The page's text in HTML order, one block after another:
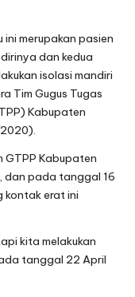
ini merupakan pasien
dan kedua
isolasi mandiri
Tim Gugus Tugas
Kabupaten
GTPP Kabupaten
dan pada tanggal 16
kontak erat ini
kita melakukan
tanggal 22 April